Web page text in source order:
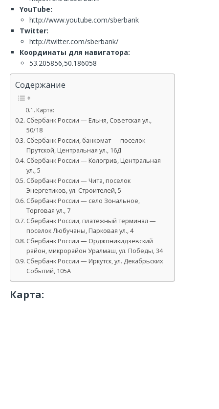
YouTube:
http://www.youtube.com/sberbank
Twitter:
http://twitter.com/sberbank/
Координаты для навигатора:
53.205856,50.186058
Содержание
Карта:
Сбербанк России — Ельня, Советская ул.,
50/18
Сбербанк России, банкомат — поселок
Прутской, Центральная ул., 16Д
Сбербанк России — Кологрив, Центральная
ул., 5
Сбербанк России — Чита, поселок
Энергетиков, ул. Строителей, 5
Сбербанк России — село Зональное,
Торговая ул., 7
Сбербанк России, платежный терминал —
поселок Любучаны, Парковая ул., 4
Сбербанк России — Орджоникидзевский
район, микрорайон Уралмаш, ул. Победы, 34
Сбербанк России — Иркутск, ул. Декабрьских
Событий, 105А
Карта: